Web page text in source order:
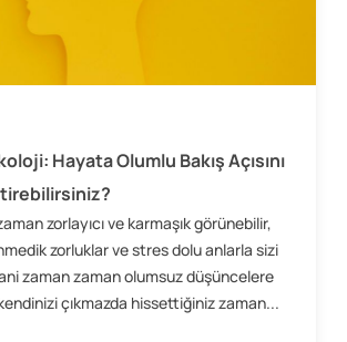
Hayata Olumlu Bakış Açısını
zorlayıcı ve karmaşık görünebilir,
zorluklar ve stres dolu anlarla sizi
zaman zaman olumsuz düşüncelere
kendinizi çıkmazda hissettiğiniz zaman...